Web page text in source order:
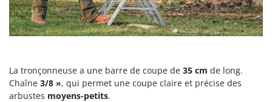
Tronçonneuses
Vibroculteurs à tracteur
Lotusgrill
Macom
Macte Ovens
La tronçonneuse a une barre de coupe de 35 cm de long.
Chaîne 3/8 », qui permet une coupe claire et précise des
arbustes moyens-petits.